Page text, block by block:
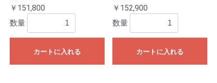
￥151,800
数量
カートに入れる
￥152,900
数量
カートに入れる